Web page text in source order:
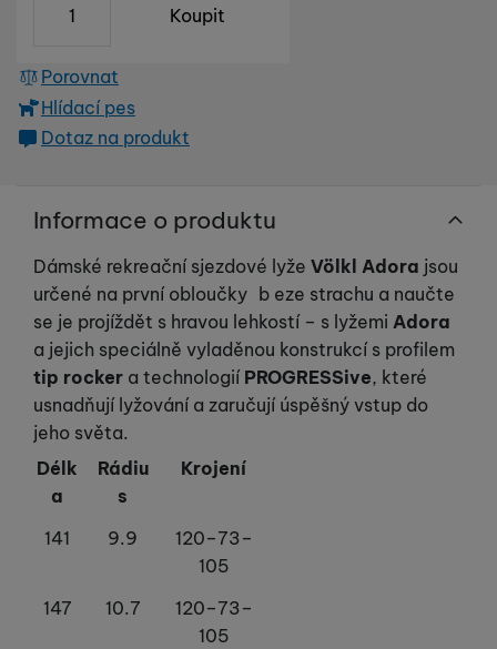
Koupit
Porovnat
Hlídací pes
Dotaz na produkt
Informace o produktu
Dámské rekreační sjezdové lyže Völkl Adora jsou
určené na první obloučky b eze strachu a naučte
se je projíždět s hravou lehkostí – s lyžemi Adora
a jejich speciálně vyladěnou konstrukcí s profilem
tip rocker a technologií PROGRESSive, které
usnadňují lyžování a zaručují úspěšný vstup do
jeho světa.
Délk
a
Rádiu
s
Krojení
141 9.9
120–73–
105
147
10.7
120–73–
105